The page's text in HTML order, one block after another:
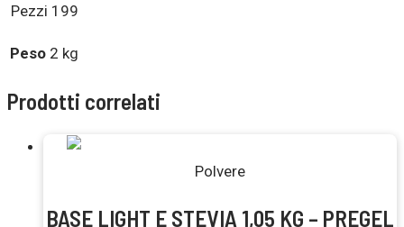
Pezzi 199
Peso 2 kg
Prodotti correlati
Polvere
BASE LIGHT E STEVIA 1,05 KG – PREGEL